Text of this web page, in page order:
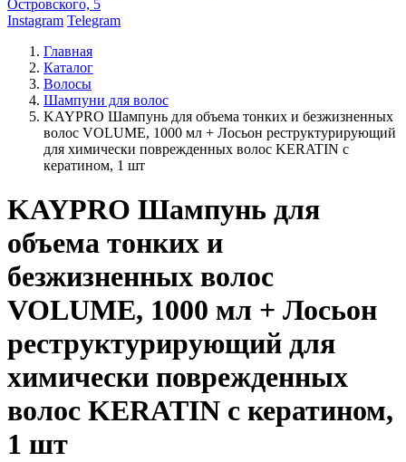
Островского, 5
Instagram Telegram
Главная
Каталог
Волосы
Шампуни для волос
KAYPRO Шампунь для объема тонких и безжизненных
волос VOLUME, 1000 мл + Лосьон реструктурирующий
для химически поврежденных волос KERATIN с
кератином, 1 шт
KAYPRO Шампунь для
объема тонких и
безжизненных волос
VOLUME, 1000 мл + Лосьон
реструктурирующий для
химически поврежденных
волос KERATIN с кератином,
1 шт